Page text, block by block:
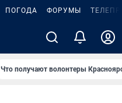
ПОГОДА ФОРУМЫ
Что получают волонтеры